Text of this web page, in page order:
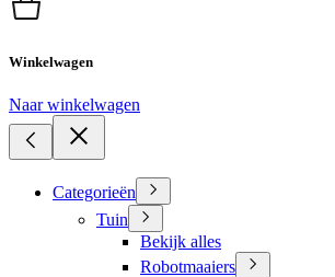
Winkelwagen
Naar winkelwagen
Categorieën
Tuin
Bekijk alles
Robotmaaiers